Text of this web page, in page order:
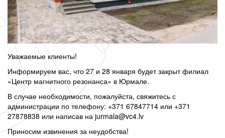
Уважаемые клиенты!
Информируем вас, что 27 и 28 января будет закрыт филиал
«Центр магнитного резонанса» в Юрмале.
В случае необходимости, пожалуйста, свяжитесь с
администрации по телефону: +371 67847714 или +371
27878838 или написав на jurmala@vc4.lv
Приносим извинения за неудобства!